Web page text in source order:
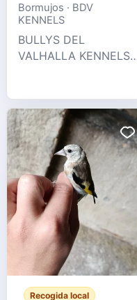
Bormujos · BDV
KENNELS
BULLYS DEL
VALHALLA KENNELS
llamadas Espectacular
camada puramente XL
con 2 x Hulk
disponible, en su
pedigree podemos
encontrar perros como
ddk9's Hulk,
Alphadog's Iron Man,
Rbg King liguer, New
Era Pitbul
Recogida local